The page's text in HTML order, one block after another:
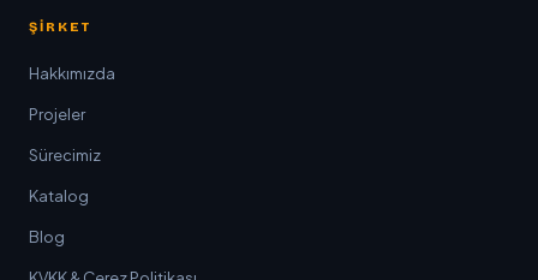
ŞIRKET
Hakkımızda
Projeler
Sürecimiz
Katalog
Blog